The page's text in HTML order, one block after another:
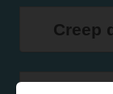
Creep